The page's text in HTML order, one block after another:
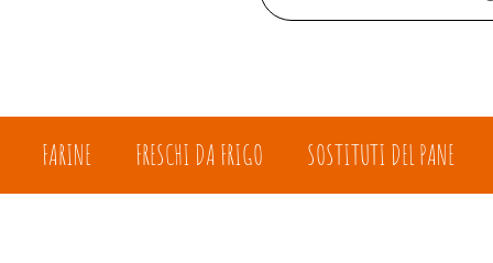
FARINE FRESCHI DA FRIGO SOSTITUTI DEL PANE